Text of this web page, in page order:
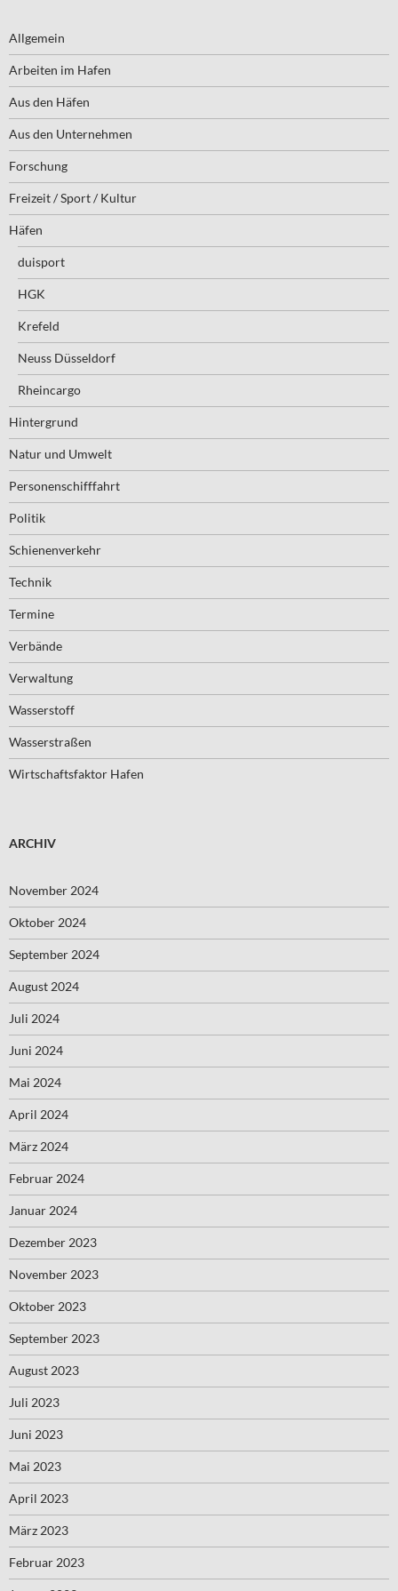
Allgemein
Arbeiten im Hafen
Aus den Häfen
Aus den Unternehmen
Forschung
Freizeit / Sport / Kultur
Häfen
duisport
HGK
Krefeld
Neuss Düsseldorf
Rheincargo
Hintergrund
Natur und Umwelt
Personenschifffahrt
Politik
Schienenverkehr
Technik
Termine
Verbände
Verwaltung
Wasserstoff
Wasserstraßen
Wirtschaftsfaktor Hafen
ARCHIV
November 2024
Oktober 2024
September 2024
August 2024
Juli 2024
Juni 2024
Mai 2024
April 2024
März 2024
Februar 2024
Januar 2024
Dezember 2023
November 2023
Oktober 2023
September 2023
August 2023
Juli 2023
Juni 2023
Mai 2023
April 2023
März 2023
Februar 2023